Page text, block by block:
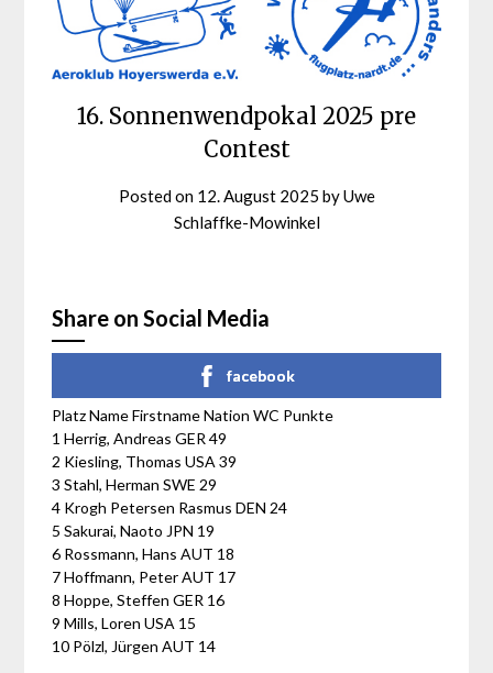
16. Sonnenwendpokal 2025 pre
Contest
Posted on 12. August 2025 byUwe
Schlaffke-Mowinkel
Share on Social Media
facebook
Platz Name Firstname Nation WC Punkte
1 Herrig, Andreas GER 49
2 Kiesling, Thomas USA 39
3 Stahl, Herman SWE 29
4 Krogh Petersen Rasmus DEN 24
5 Sakurai, Naoto JPN 19
6 Rossmann, Hans AUT 18
7 Hoffmann, Peter AUT 17
8 Hoppe, Steffen GER 16
9 Mills, Loren USA 15
10 Pölzl, Jürgen AUT 14